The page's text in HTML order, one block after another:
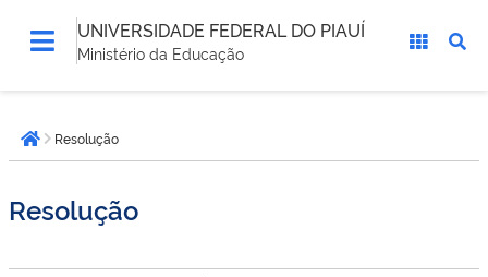
UNIVERSIDADE FEDERAL DO PIAUÍ
Ministério da Educação
está
aqui:Página inicial
Resolução
Resolução